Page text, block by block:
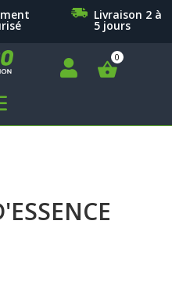
Livraison 2 à
5 jours
